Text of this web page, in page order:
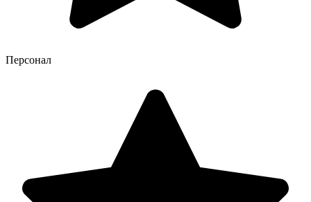
Персонал